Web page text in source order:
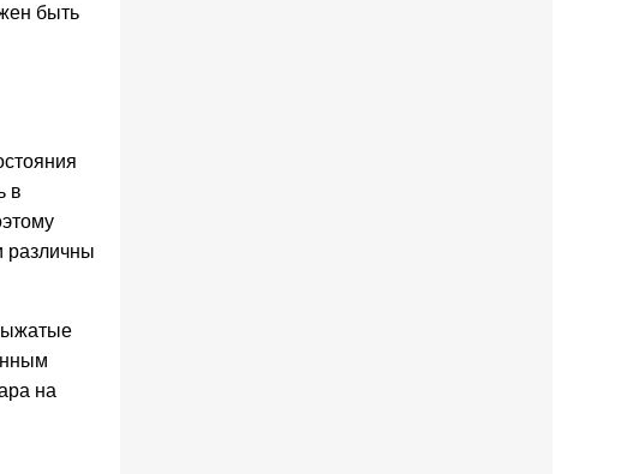
быть
в
различны
на